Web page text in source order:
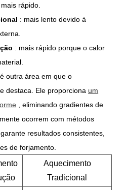
rápido.
: mais lento devido à
: mais rápido porque o calor
outra área em que o
destaca. Ele proporciona um
, eliminando gradientes de
ocorrem com métodos
resultados consistentes,
de forjamento.
Aquecimento
Tradicional